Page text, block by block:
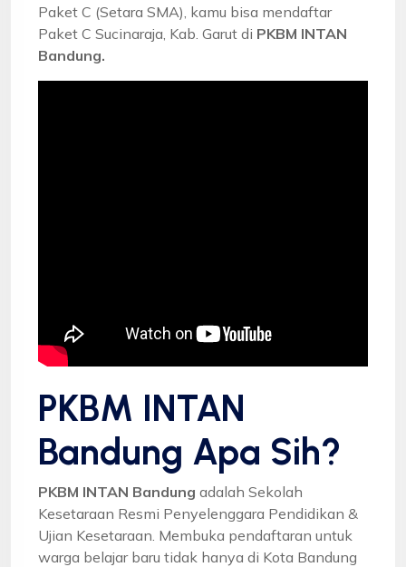
Paket C (Setara SMA), kamu bisa mendaftar
Paket C Sucinaraja, Kab. Garut di PKBM INTAN
Bandung.
PKBM INTAN
Bandung Apa Sih?
PKBM INTAN Bandung adalah Sekolah
Kesetaraan Resmi Penyelenggara Pendidikan &
Ujian Kesetaraan. Membuka pendaftaran untuk
warga belajar baru tidak hanya di Kota Bandung